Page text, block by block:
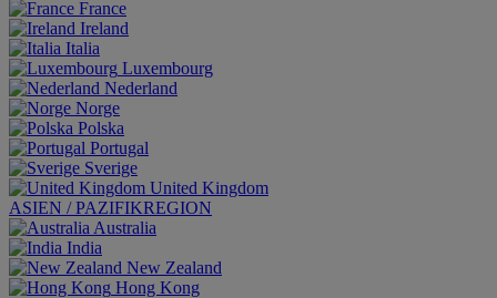
France
Ireland
Italia
Luxembourg
Nederland
Norge
Polska
Portugal
Sverige
United Kingdom
ASIEN / PAZIFIKREGION
Australia
India
New Zealand
Hong Kong